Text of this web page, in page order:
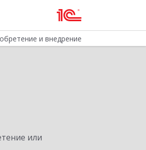
и внедрение
или